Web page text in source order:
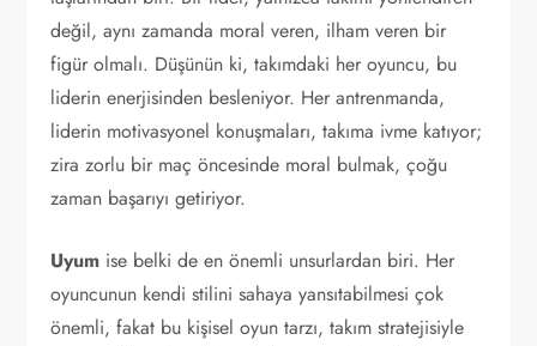
değil, aynı zamanda moral veren, ilham veren bir
figür olmalı. Düşünün ki, takımdaki her oyuncu, bu
liderin enerjisinden besleniyor. Her antrenmanda,
liderin motivasyonel konuşmaları, takıma ivme katıyor;
zira zorlu bir maç öncesinde moral bulmak, çoğu
zaman başarıyı getiriyor.
Uyum ise belki de en önemli unsurlardan biri. Her
oyuncunun kendi stilini sahaya yansıtabilmesi çok
önemli, fakat bu kişisel oyun tarzı, takım stratejisiyle